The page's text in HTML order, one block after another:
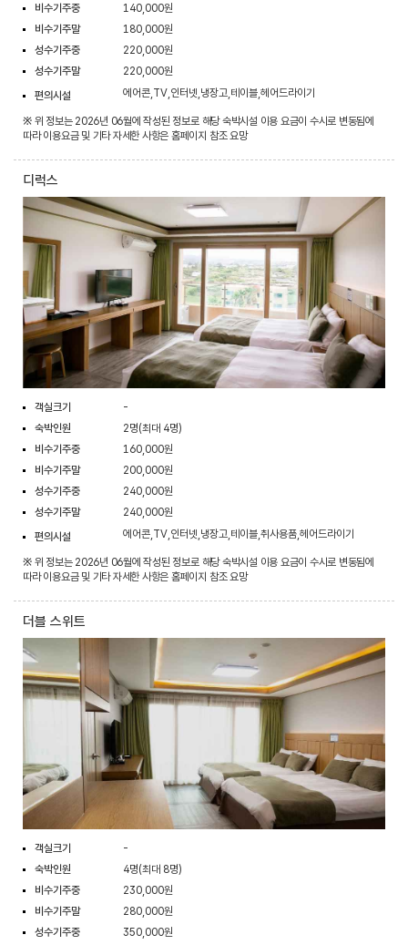
비수기주중
140,000원
비수기주말
180,000원
성수기주중
220,000원
성수기주말
220,000원
편의시설
에어콘,TV,인터넷,냉장고,테이블,헤어드라이기
※ 위 정보는 2026년 06월에 작성된 정보로 해당 숙박시설 이용 요금이 수시로 변동됨에
따라 이용요금 및 기타 자세한 사항은 홈페이지 참조 요망
디럭스
객실크기
-
숙박인원
2명(최대 4명)
비수기주중
160,000원
비수기주말
200,000원
성수기주중
240,000원
성수기주말
240,000원
편의시설
에어콘,TV,인터넷,냉장고,테이블,취사용품,헤어드라이기
※ 위 정보는 2026년 06월에 작성된 정보로 해당 숙박시설 이용 요금이 수시로 변동됨에
따라 이용요금 및 기타 자세한 사항은 홈페이지 참조 요망
더블 스위트
객실크기
-
숙박인원
4명(최대 8명)
비수기주중
230,000원
비수기주말
280,000원
성수기주중
350,000원